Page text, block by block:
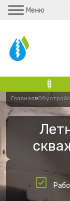
Меню
Главная»